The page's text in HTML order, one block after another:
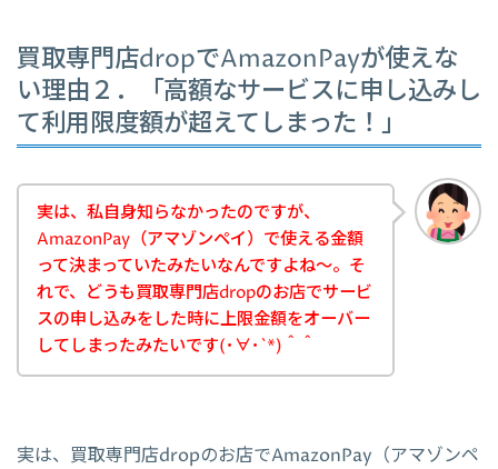
買取専門店dropでAmazonPayが使えな
い理由２．「高額なサービスに申し込みし
て利用限度額が超えてしまった！」
実は、私自身知らなかったのですが、
AmazonPay（アマゾンペイ）で使える金額
って決まっていたみたいなんですよね～。そ
れで、どうも買取専門店dropのお店でサービ
スの申し込みをした時に上限金額をオーバー
してしまったみたいです(･∀･`*)＾＾
実は、買取専門店dropのお店でAmazonPay（アマゾンペ